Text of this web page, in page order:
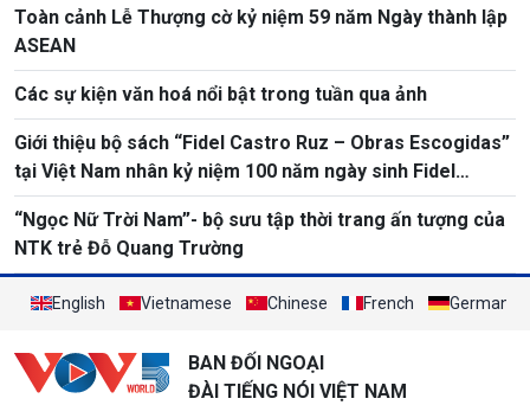
Toàn cảnh Lễ Thượng cờ kỷ niệm 59 năm Ngày thành lập
ASEAN
Các sự kiện văn hoá nổi bật trong tuần qua ảnh
Giới thiệu bộ sách “Fidel Castro Ruz – Obras Escogidas”
tại Việt Nam nhân kỷ niệm 100 năm ngày sinh Fidel
Castro
“Ngọc Nữ Trời Nam”- bộ sưu tập thời trang ấn tượng của
NTK trẻ Đỗ Quang Trường
English Vietnamese Chinese French German
BAN ĐỐI NGOẠI
ĐÀI TIẾNG NÓI VIỆT NAM